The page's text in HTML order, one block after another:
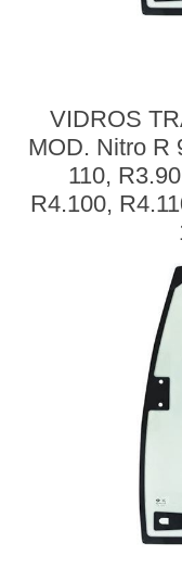
VIDROS
MOD. Nitro R
110,
R4.100,